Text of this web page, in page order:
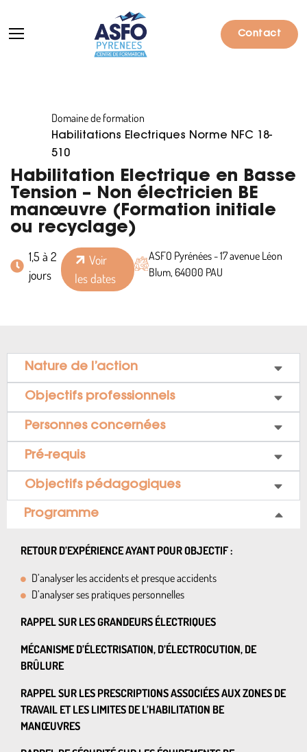
Contact
Formations
Particuliers
Entreprises
Qui sommes-nous ?
Actualités
Informations pratiques
Domaine de formation
Habilitations Electriques Norme NFC 18-
510
Habilitation Electrique en Basse
Tension – Non électricien BE
manœuvre (Formation initiale
ou recyclage)
1,5 à 2
jours
Voir
les dates
ASFO Pyrénées - 17 avenue Léon
Blum, 64000 PAU
Nature de l’action
Objectifs professionnels
Personnes concernées
Pré-requis
Objectifs pédagogiques
Programme
RETOUR D’EXPÉRIENCE AYANT POUR OBJECTIF :
D’analyser les accidents et presque accidents
D’analyser ses pratiques personnelles
RAPPEL SUR LES GRANDEURS ÉLECTRIQUES
MÉCANISME D’ÉLECTRISATION, D’ÉLECTROCUTION, DE
BRÛLURE
RAPPEL SUR LES PRESCRIPTIONS ASSOCIÉES AUX ZONES DE
TRAVAIL ET LES LIMITES DE L’HABILITATION BE
MANŒUVRES